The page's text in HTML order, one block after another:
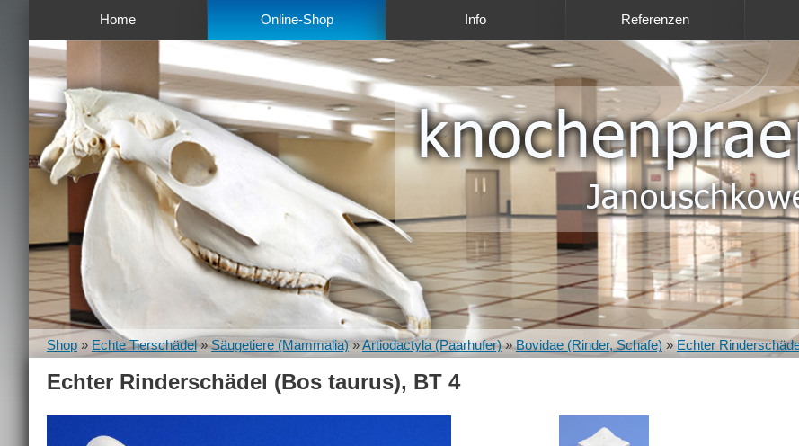
Home Online-Shop Info Referenzen
Shop » Echte Tierschädel»Säugetiere (Mammalia) »Artiodactyla (Paarhufer)»Bovidae (Rinder, Schafe) »Echter
Echter Rinderschädel (Bos taurus), BT 4